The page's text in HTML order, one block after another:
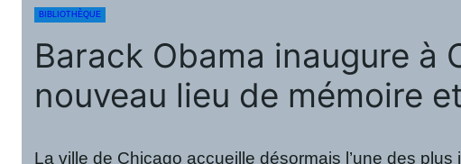
BIBLIOTHÈQUE
Barack Obama inaugure à
nouveau lieu de mémoire
La ville de Chicago accueille désormais l’une des